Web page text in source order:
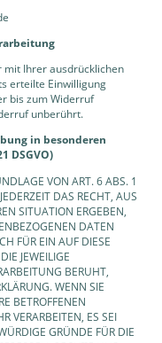
Ihrer ausdrücklichen
erteilte Einwilligung
bis zum Widerruf
unberührt.
in besonderen
DSGVO)
VON ART. 6 ABS. 1
DAS RECHT, AUS
SITUATION ERGEBEN,
DATEN
FÜR EIN AUF DIESE
JEWEILIGE
BERUHT,
WENN SIE
BETROFFENEN
VERARBEITEN, ES SEI
GRÜNDE FÜR DIE